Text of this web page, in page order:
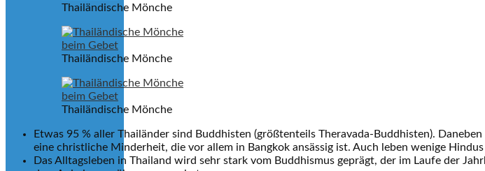
Thailändische Mönche
Thailändische Mönche
Thailändische Mönche
Etwas 95 % aller Thailänder sind Buddhisten (größtenteils Theravada-Buddhisten).
eine christliche Minderheit, die vor allem in Bangkok ansässig ist. Auch leben wenige
Das Alltagsleben in Thailand wird sehr stark vom Buddhismus geprägt, der im Laufe der